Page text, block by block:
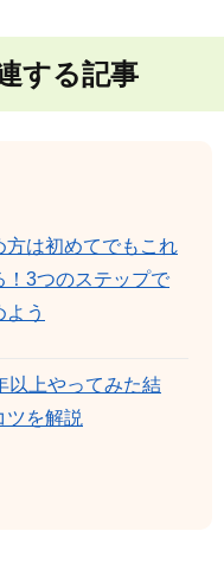
する記事
方は初めてでもこれ
！3つのステップで
う
以上やってみた結
ツを解説